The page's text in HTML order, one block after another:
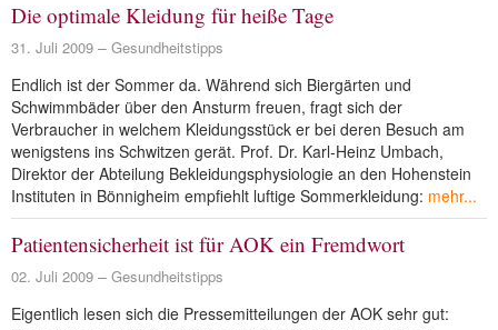
Die optimale Kleidung für heiße Tage
31. Juli 2009 Gesundheitstipps
Endlich ist der Sommer da. Während sich Biergärten und
Schwimmbäder über den Ansturm freuen, fragt sich der
Verbraucher in welchem Kleidungsstück er bei deren Besuch am
wenigstens ins Schwitzen gerät. Prof. Dr. Karl-Heinz Umbach,
Direktor der Abteilung Bekleidungsphysiologie an den Hohenstein
Instituten in Bönnigheim empfiehlt luftige Sommerkleidung: mehr...
Patientensicherheit ist für AOK ein Fremdwort
02. Juli 2009 Gesundheitstipps
Eigentlich lesen sich die Pressemitteilungen der AOK sehr gut: